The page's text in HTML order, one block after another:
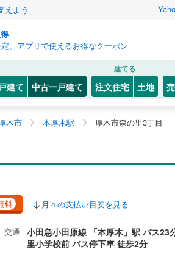
えよう
、アプリで使えるお得なクーポン
建て 中古一戸建て
建てる
注文住宅 土地
木市 本厚木駅 厚木市森の里3丁目
料 月々の支払い目安を見る
交通
小田急小田原線 「本厚木」駅 バス23
里小学校前 バス停下車 徒歩2分